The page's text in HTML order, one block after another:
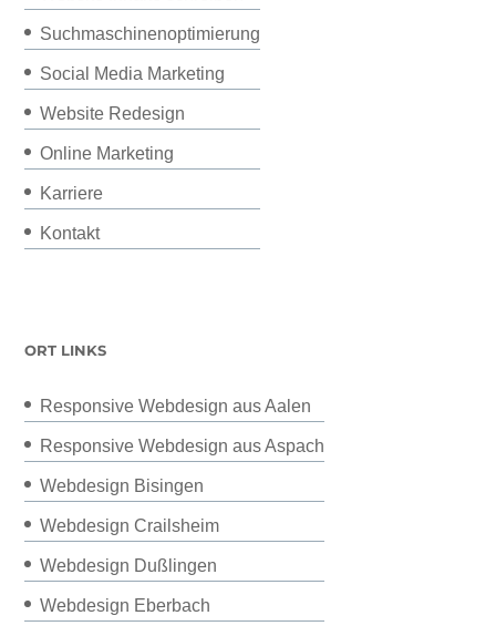
Suchmaschinenoptimierung
Social Media Marketing
Website Redesign
Online Marketing
Karriere
Kontakt
ORT LINKS
Responsive Webdesign aus Aalen
Responsive Webdesign aus Aspach
Webdesign Bisingen
Webdesign Crailsheim
Webdesign Dußlingen
Webdesign Eberbach